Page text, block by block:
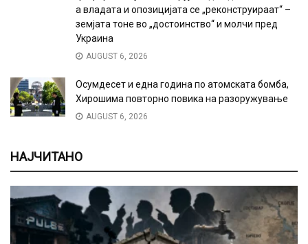
а владата и опозицијата се „реконструираат“ –
земјата тоне во „достоинство“ и молчи пред
Украина
AUGUST 6, 2026
Осумдесет и една година по атомската бомба,
Хирошима повторно повика на разоружување
AUGUST 6, 2026
НАЈЧИТАНО